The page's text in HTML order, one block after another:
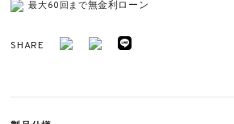
最大60回まで無金利ローン
SHARE